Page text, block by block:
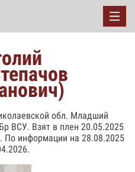
обл. Младший
ВСУ. Взят в плен 20.05.2025
информации на 28.08.2025